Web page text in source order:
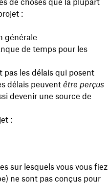
:
générale
de temps pour les
pas les délais qui posent
délais peuvent être perçus
devenir une source de
:
sur lesquels vous vous fiez
ne sont pas conçus pour